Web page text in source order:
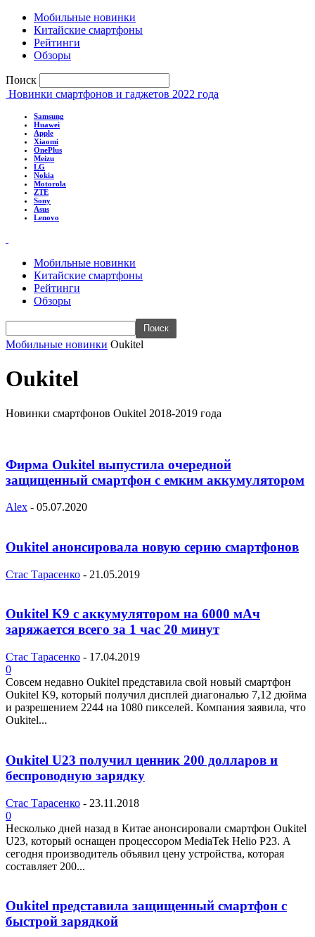
Мобильные новинки
Китайские смартфоны
Рейтинги
Обзоры
Поиск
Новинки смартфонов и гаджетов 2022 года
Samsung
Huawei
Apple
Xiaomi
OnePlus
Meizu
LG
Nokia
Motorola
ZTE
Sony
Asus
Lenovo
Мобильные новинки
Китайские смартфоны
Рейтинги
Обзоры
Мобильные новинки Oukitel
Oukitel
Новинки смартфонов Oukitel 2018-2019 года
Фирма Oukitel выпустила очередной
защищенный смартфон с емким аккумулятором
Alex - 05.07.2020
Oukitel анонсировала новую серию смартфонов
Стас Тарасенко - 21.05.2019
Oukitel K9 с аккумулятором на 6000 мАч
заряжается всего за 1 час 20 минут
Стас Тарасенко - 17.04.2019
0
Совсем недавно Oukitel представила свой новый смартфон
Oukitel K9, который получил дисплей диагональю 7,12 дюйма
и разрешением 2244 на 1080 пикселей. Компания заявила, что
Oukitel...
Oukitel U23 получил ценник 200 долларов и
беспроводную зарядку
Стас Тарасенко - 23.11.2018
0
Несколько дней назад в Китае анонсировали смартфон Oukitel
U23, который оснащен процессором MediaTek Helio P23. А
сегодня производитель объявил цену устройства, которая
составляет 200...
Oukitel представила защищенный смартфон с
быстрой зарядкой